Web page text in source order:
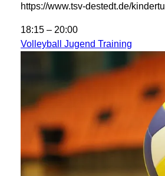
https://www.tsv-destedt.de/
18:15 – 20:00
Volleyball Jugend Training